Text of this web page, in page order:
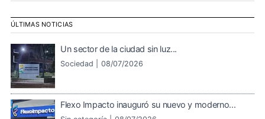
ÚLTIMAS NOTICIAS
Un sector de la ciudad sin luz...
Sociedad | 08/07/2026
Flexo Impacto inauguró su nuevo y moderno...